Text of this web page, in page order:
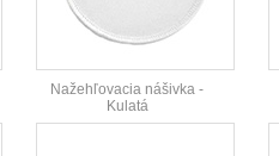
Nažehľovacia nášivka -
Kulatá